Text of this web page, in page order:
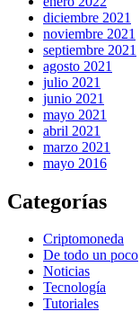
diciembre 2021
noviembre 2021
septiembre 2021
agosto 2021
julio 2021
junio 2021
mayo 2021
abril 2021
marzo 2021
mayo 2016
Categorías
Criptomoneda
De todo un poco
Noticias
Tecnología
Tutoriales